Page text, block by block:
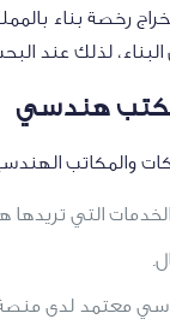
رخصة بناء
لذلك عند
والمكاتب
التي تريدها
معتمد لدى